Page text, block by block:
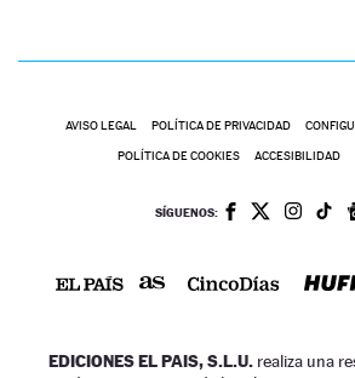
AVISO LEGAL POLÍTICA DE PRIVACIDAD
POLÍTICA DE COOKIES ACCESIBILIDAD
SÍGUENOS:
EDICIONES EL PAIS, S.L.U. realiza una